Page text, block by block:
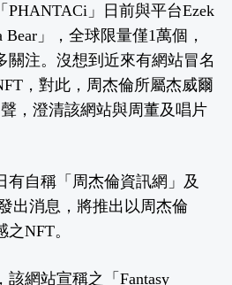
PHANTACi」日前與平台Ezek
Bear」，全球限量僅1萬個，
關注。沒想到近來有網站冒名
，對此，周杰倫所屬杰威爾
，澄清該網站與周董及唱片
有自稱「周杰倫資訊網」及
出消息，將推出以周杰倫
之NFT。
網站宣稱之「Fantasy